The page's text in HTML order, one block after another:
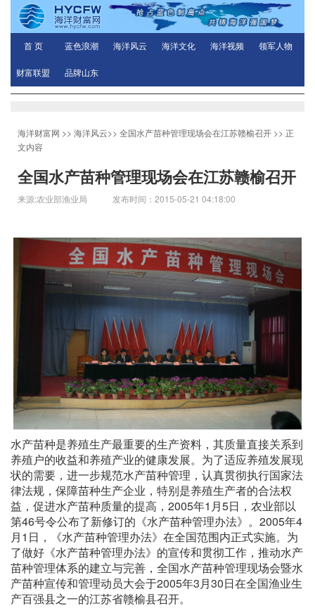
首 页 蓝色浪潮 海洋风云 海洋文化 海洋视频 领军人物
财富联盟 品牌山东
海洋财富网 >> 海洋风云>> 全国水产苗种管理现场会在江苏赣榆召开 >> 正
文内容
全国水产苗种管理现场会在江苏赣榆召开
来源:农业部渔业局 发布时间：2015-05-21 04:18:00
水产苗种是养殖生产最重要的生产资料，其质量直接关系到
养殖户的收益和养殖产业的健康发展。为了适应养殖发展现
状的需要，进一步规范水产苗种管理，认真贯彻执行国家法
律法规，保障苗种生产企业，特别是养殖生产者的合法权
益，促进水产苗种质量的提高，2005年1月5日，农业部以
第46号令公布了新修订的《水产苗种管理办法》。2005年4
月1日，《水产苗种管理办法》在全国范围内正式实施。为
了做好《水产苗种管理办法》的宣传和贯彻工作，推动水产
苗种管理体系的建立与完善，全国水产苗种管理现场会暨水
产苗种宣传和管理动员大会于2005年3月30日在全国渔业生
产百强县之一的江苏省赣榆县召开。